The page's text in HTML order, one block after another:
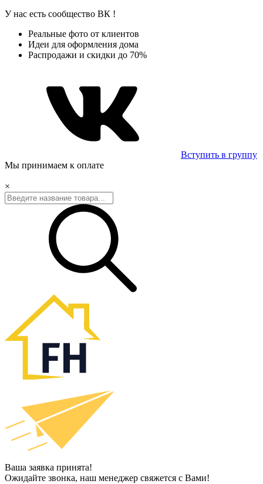
У нас есть сообщество ВК !
Реальные фото от клиентов
Идеи для оформления дома
Распродажи и скидки до 70%
Вступить в группу
Мы принимаем к оплате
×
Ваша заявка принята!
Ожидайте звонка, наш менеджер свяжется с Вами!